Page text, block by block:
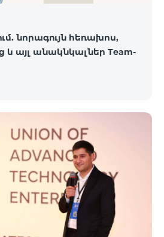
նորագույն հեռախոս,
և այլ անակնկալներ Team-